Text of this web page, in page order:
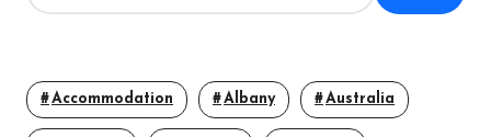
Accommodation Albany Australia